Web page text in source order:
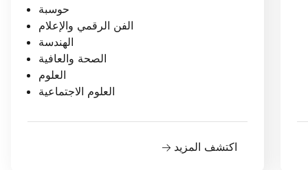
حوسبة
الفن الرقمي والإعلام
الهندسة
الصحة والعافية
العلوم
العلوم الاجتماعية
اكتشف المزيد